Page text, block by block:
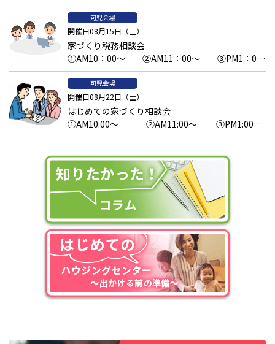
可児会場
開催日08月15日（土）
家づくり税務相談会
①AM10：00～ ②AM11：00～ ③PM1：00
～予約済 ④PM2：00～ ⑤PM3：00～
可児会場
開催日08月22日（土）
はじめての家づくり相談会
①AM10:00～ ②AM11:00～ ③PM1:00
～ ④PM2:00～ ⑤PM3:00～